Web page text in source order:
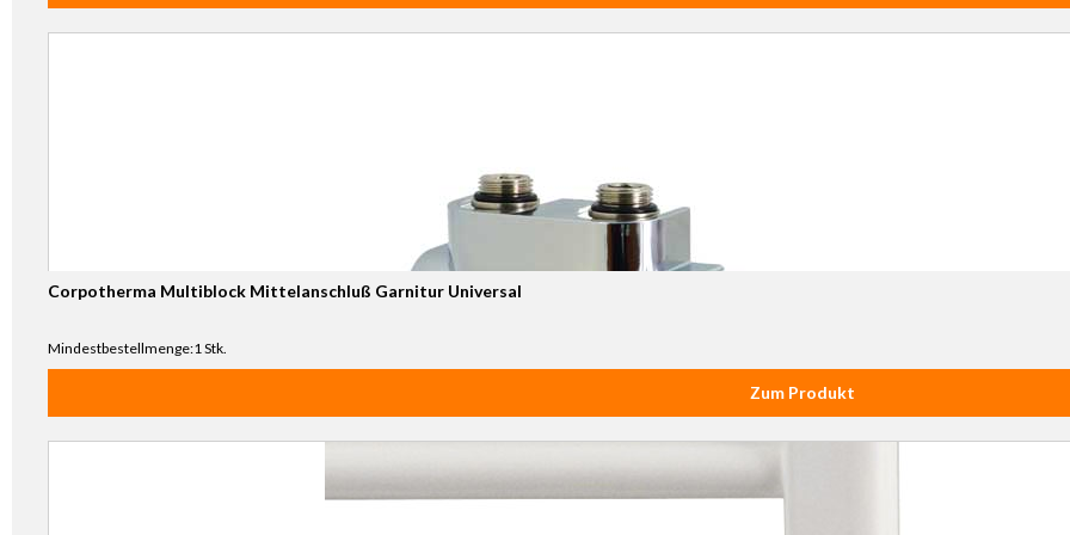
Corpotherma Multiblock Mittelanschluß Garnitur Universal
Mindestbestellmenge:1 Stk.
Zum Produkt